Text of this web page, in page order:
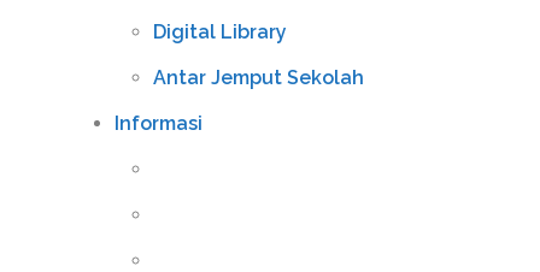
Digital Library
Antar Jemput Sekolah
Informasi